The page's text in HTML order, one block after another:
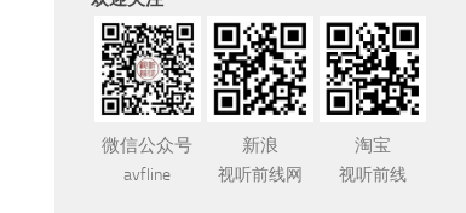
微信公众号
avfline
新浪
视听前线网
淘宝
视听前线